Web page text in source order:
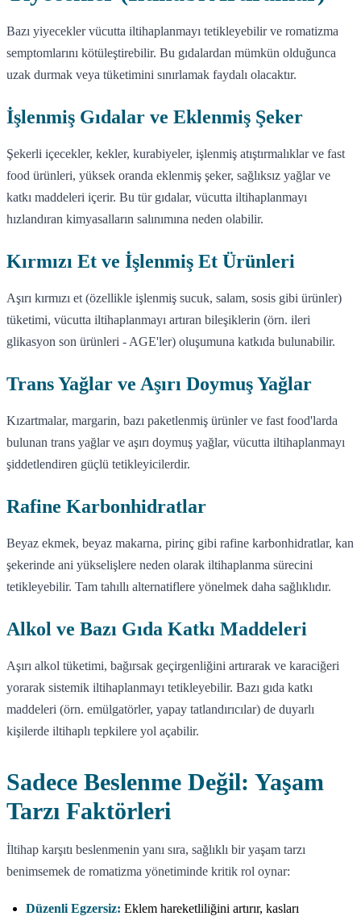
Bazı yiyecekler vücutta iltihaplanmayı tetikleyebilir ve romatizma
semptomlarını kötüleştirebilir. Bu gıdalardan mümkün olduğunca
uzak durmak veya tüketimini sınırlamak faydalı olacaktır.
İşlenmiş Gıdalar ve Eklenmiş Şeker
Şekerli içecekler, kekler, kurabiyeler, işlenmiş atıştırmalıklar ve fast
food ürünleri, yüksek oranda eklenmiş şeker, sağlıksız yağlar ve
katkı maddeleri içerir. Bu tür gıdalar, vücutta iltihaplanmayı
hızlandıran kimyasalların salınımına neden olabilir.
Kırmızı Et ve İşlenmiş Et Ürünleri
Aşırı kırmızı et (özellikle işlenmiş sucuk, salam, sosis gibi ürünler)
tüketimi, vücutta iltihaplanmayı artıran bileşiklerin (örn. ileri
glikasyon son ürünleri - AGE'ler) oluşumuna katkıda bulunabilir.
Trans Yağlar ve Aşırı Doymuş Yağlar
Kızartmalar, margarin, bazı paketlenmiş ürünler ve fast food'larda
bulunan trans yağlar ve aşırı doymuş yağlar, vücutta iltihaplanmayı
şiddetlendiren güçlü tetikleyicilerdir.
Rafine Karbonhidratlar
Beyaz ekmek, beyaz makarna, pirinç gibi rafine karbonhidratlar, kan
şekerinde ani yükselişlere neden olarak iltihaplanma sürecini
tetikleyebilir. Tam tahıllı alternatiflere yönelmek daha sağlıklıdır.
Alkol ve Bazı Gıda Katkı Maddeleri
Aşırı alkol tüketimi, bağırsak geçirgenliğini artırarak ve karaciğeri
yorarak sistemik iltihaplanmayı tetikleyebilir. Bazı gıda katkı
maddeleri (örn. emülgatörler, yapay tatlandırıcılar) de duyarlı
kişilerde iltihaplı tepkilere yol açabilir.
Sadece Beslenme Değil: Yaşam
Tarzı Faktörleri
İltihap karşıtı beslenmenin yanı sıra, sağlıklı bir yaşam tarzı
benimsemek de romatizma yönetiminde kritik rol oynar:
Düzenli Egzersiz: Eklem hareketliliğini artırır, kasları